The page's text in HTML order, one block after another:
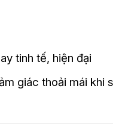
tinh tế, hiện đại
giác thoải mái khi